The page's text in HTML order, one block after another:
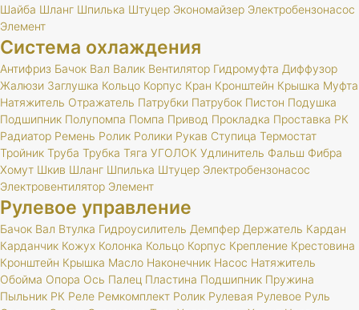
Шайба Шланг Шпилька Штуцер Экономайзер Электробензонасос
Элемент
Система охлаждения
Антифриз Бачок Вал Валик Вентилятор Гидромуфта Диффузор
Жалюзи Заглушка Кольцо Корпус Кран Кронштейн Крышка Муфта
Натяжитель Отражатель Патрубки Патрубок Пистон Подушка
Подшипник Полупомпа Помпа Привод Прокладка Проставка РК
Радиатор Ремень Ролик Ролики Рукав Ступица Термостат
Тройник Труба Трубка Тяга УГОЛОК Удлинитель Фальш Фибра
Хомут Шкив Шланг Шпилька Штуцер Электробензонасос
Электровентилятор Элемент
Рулевое управление
Бачок Вал Втулка Гидроусилитель Демпфер Держатель Кардан
Карданчик Кожух Колонка Кольцо Корпус Крепление Крестовина
Кронштейн Крышка Масло Наконечник Насос Натяжитель
Обойма Опора Ось Палец Пластина Подшипник Пружина
Пыльник РК Реле Ремкомплект Ролик Рулевая Рулевое Руль